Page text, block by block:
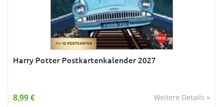
Harry Potter Postkartenkalender 2027
Weitere Details »
8,99 €